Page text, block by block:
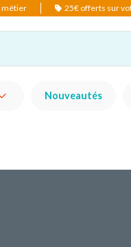
métier 25€ offerts sur
Nouveautés